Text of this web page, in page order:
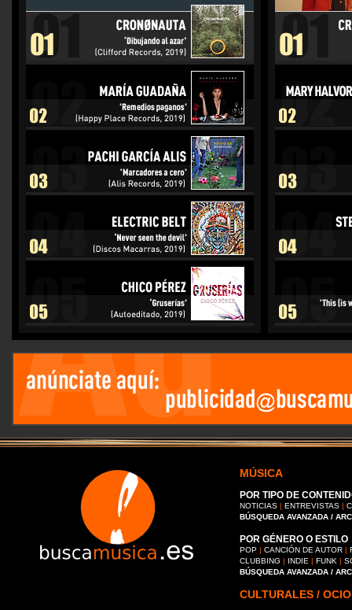
MÚSICA
POR TIPO DE
NOTICIAS | ENTREVISTAS |
BÚSQUEDA AVANZADA /
POR GÉNERO O ESTILO
POP | CANCIÓN DE AUTOR |
CLUBBING | INDIE | FUNK |
BÚSQUEDA AVANZADA /
CULTURALES / OCIO